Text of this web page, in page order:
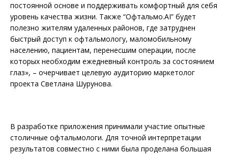
постоянной основе и поддерживать комфортный для себя
уровень качества жизни. Также “Офтальмо.AI” будет
полезно жителям удаленных районов, где затруднен
быстрый доступ к офтальмологу, маломобильному
населению, пациентам, перенесшим операции, после
которых необходим ежедневный контроль за состоянием
глаз», – очерчивает целевую аудиторию маркетолог
проекта Светлана Шурунова.
В разработке приложения принимали участие опытные
столичные офтальмологи. Для точной интерпретации
результатов совместно с ними была проделана большая